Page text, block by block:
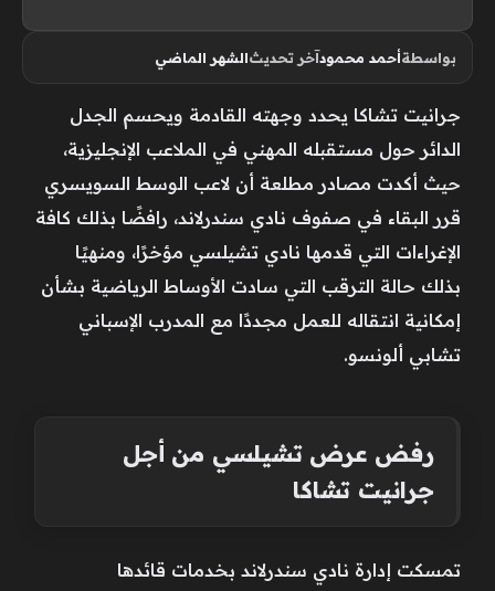
بواسطةأحمد محمودآخر تحديثالشهر الماضي
جرانيت تشاكا يحدد وجهته القادمة ويحسم الجدل
الدائر حول مستقبله المهني في الملاعب الإنجليزية،
حيث أكدت مصادر مطلعة أن لاعب الوسط السويسري
قرر البقاء في صفوف نادي سندرلاند، رافضًا بذلك كافة
الإغراءات التي قدمها نادي تشيلسي مؤخرًا، ومنهيًا
بذلك حالة الترقب التي سادت الأوساط الرياضية بشأن
إمكانية انتقاله للعمل مجددًا مع المدرب الإسباني
تشابي ألونسو.
رفض عرض تشيلسي من أجل
جرانيت تشاكا
تمسكت إدارة نادي سندرلاند بخدمات قائدها